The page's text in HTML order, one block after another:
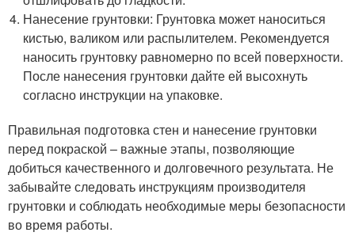
Нанесение грунтовки: Грунтовка может наноситься
кистью, валиком или распылителем. Рекомендуется
наносить грунтовку равномерно по всей поверхности.
После нанесения грунтовки дайте ей высохнуть
согласно инструкции на упаковке.
Правильная подготовка стен и нанесение грунтовки
перед покраской – важные этапы, позволяющие
добиться качественного и долговечного результата. Не
забывайте следовать инструкциям производителя
грунтовки и соблюдать необходимые меры безопасности
во время работы.